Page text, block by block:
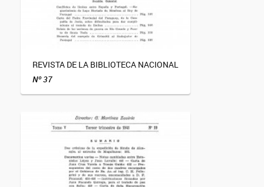
REVISTA DE LA BIBLIOTECA NACIONAL
Nº 37